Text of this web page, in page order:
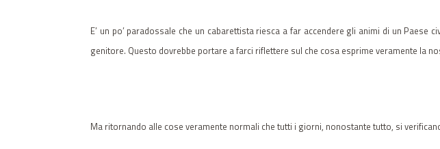
E’ un po’ paradossale che un cabarettista riesca a far accendere gli animi di un
genitore. Questo dovrebbe portare a farci riflettere sul che cosa esprime veramente la
Ma ritornando alle cose veramente normali che tutti i giorni, nonostante tutto, si